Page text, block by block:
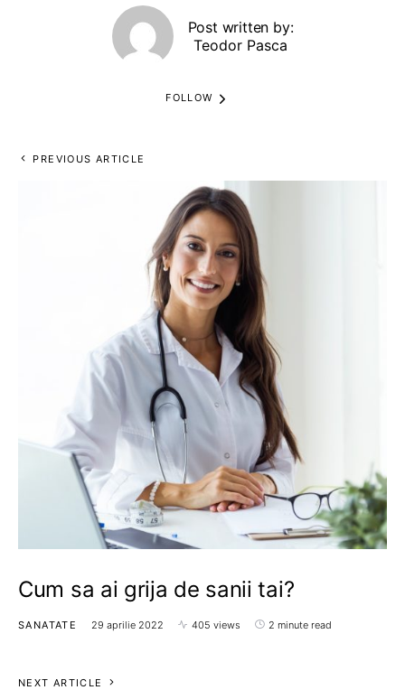
Post written by:
Teodor Pasca
FOLLOW
PREVIOUS ARTICLE
Cum sa ai grija de sanii tai?
SANATATE 29 aprilie 2022 405 views 2 minute read
NEXT ARTICLE